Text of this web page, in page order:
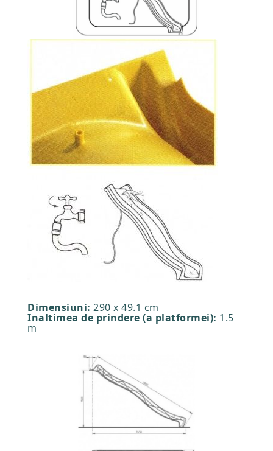
Dimensiuni: 290 x 49.1 cm
Inaltimea de prindere (a platformei): 1.5
m